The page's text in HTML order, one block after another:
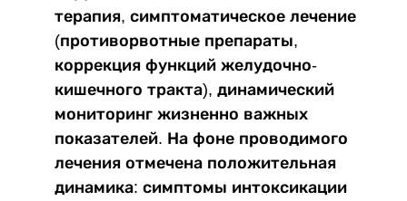
терапия, симптоматическое лечение
(противорвотные препараты,
коррекция функций желудочно-
кишечного тракта), динамический
мониторинг жизненно важных
показателей. На фоне проводимого
лечения отмечена положительная
динамика: симптомы интоксикации